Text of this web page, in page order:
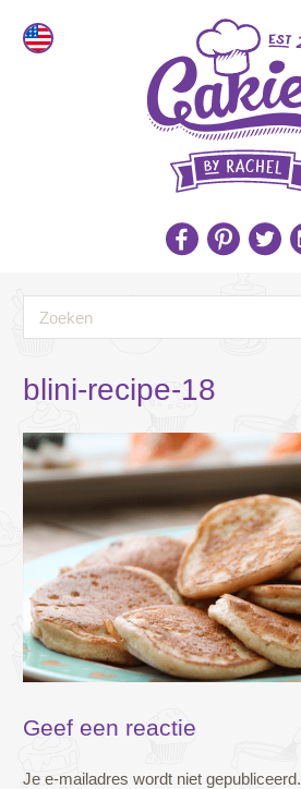
blini-recipe-18
Geef een reactie
Je e-mailadres wordt niet gepubliceerd.